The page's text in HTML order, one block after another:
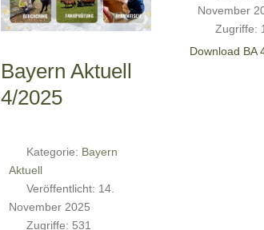
Bayern Aktuell
4/2025
Kategorie: Bayern
Aktuell
Veröffentlicht: 14.
November 2025
Zugriffe: 531
November
Zugriffe:
Download BA